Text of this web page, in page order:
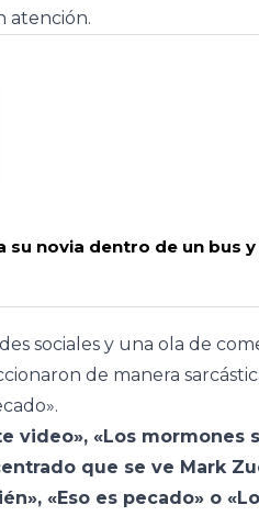
atención.
novia dentro de un bus
sociales y una ola de
de manera
video», «Los mormones
que se ve Mark
«Eso es pecado» o